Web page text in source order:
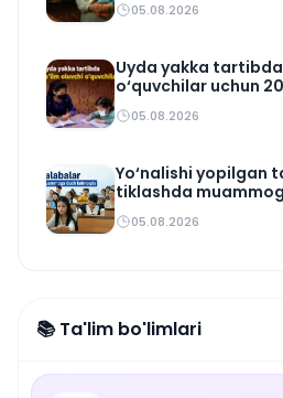
05.08.2026
Uyda yakka
o‘quvchilar uchun
rejasi tasdiqlandi
05.08.2026
Yo‘nalishi yopilgan
tiklashda
05.08.2026
📚 Ta'lim bo'limlari